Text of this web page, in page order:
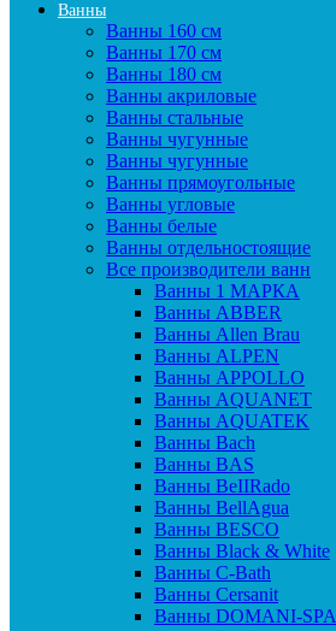
Ванны
Ванны 160 см
Ванны 170 см
Ванны 180 см
Ванны акриловые
Ванны стальные
Ванны чугунные
Ванны чугунные
Ванны прямоугольные
Ванны угловые
Ванны белые
Ванны отдельностоящие
Все производители ванн
Ванны 1 МАРКА
Ванны ABBER
Ванны Allen Brau
Ванны ALPEN
Ванны APPOLLO
Ванны AQUANET
Ванны AQUATEK
Ванны Bach
Ванны BAS
Ванны BeIIRado
Ванны BellAgua
Ванны BESCO
Ванны Black & White
Ванны C-Bath
Ванны Cersanit
Ванны DOMANI-SPA